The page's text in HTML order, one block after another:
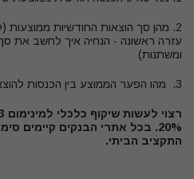
2. מהן סך
הוצאות החודשיות ממוצעות
עזרה ראשונה - הנחיה איך לחשב את
ומשתנות)
3. מהו הפער הממוצע בין הכנסות
20%. בכל אתרי הבנקים קיימים
התקציב הביתי.